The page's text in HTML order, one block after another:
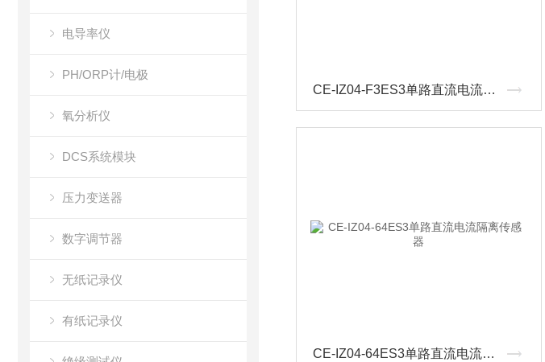
电导率仪
PH/ORP计/电极
氧分析仪
DCS系统模块
压力变送器
数字调节器
无纸记录仪
有纸记录仪
CE-IZ04-F3ES3单路直流电流隔离传感器
CE-IZ04-64ES3单路直流电流隔离传感器